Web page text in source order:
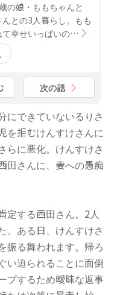
の娘・ももちゃんと
との3人暮らし。もも
て幸せいっぱいの…
次の話
にできていないるりさ
を拒むけんすけさんに
らに悪化。けんすけさ
田さんに、妻への愚痴
定する西田さん。2人
。ある日、けんすけさ
振る舞われます。帰ろ
い迫られることに面倒
プするため曖昧な返事